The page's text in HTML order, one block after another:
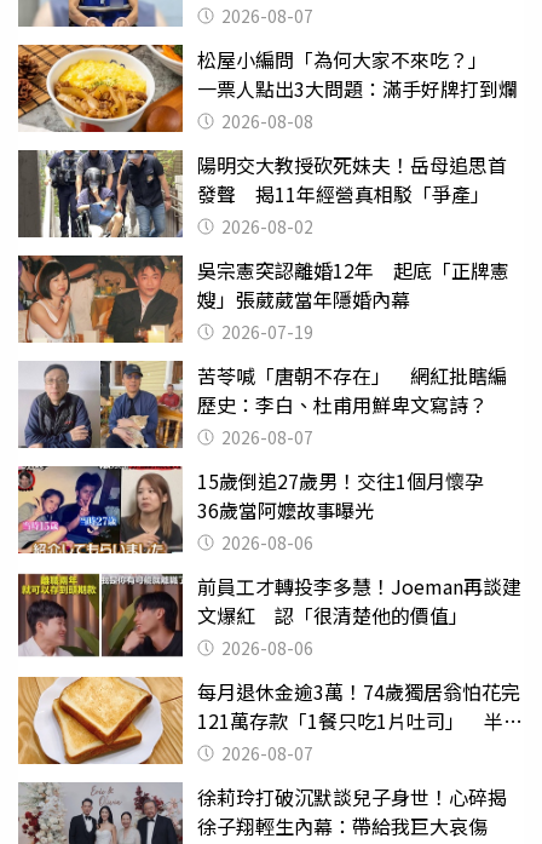
2026-08-07
松屋小編問「為何大家不來吃？」
一票人點出3大問題：滿手好牌打到爛
2026-08-08
陽明交大教授砍死妹夫！岳母追思首
發聲 揭11年經營真相駁「爭產」
2026-08-02
吳宗憲突認離婚12年 起底「正牌憲
嫂」張葳葳當年隱婚內幕
2026-07-19
苦苓喊「唐朝不存在」 網紅批瞎編
歷史：李白、杜甫用鮮卑文寫詩？
2026-08-07
15歲倒追27歲男！交往1個月懷孕
36歲當阿嬤故事曝光
2026-08-06
前員工才轉投李多慧！Joeman再談建
文爆紅 認「很清楚他的價值」
2026-08-06
每月退休金逾3萬！74歲獨居翁怕花完
121萬存款「1餐只吃1片吐司」 半年
後暴瘦嚇壞女兒
2026-08-07
徐莉玲打破沉默談兒子身世！心碎揭
徐子翔輕生內幕：帶給我巨大哀傷